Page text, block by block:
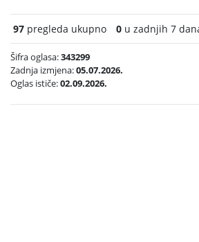
97 pregleda ukupno 0 u zadnjih 7
Šifra oglasa:343299
Zadnja izmjena:05.07.2026.
Oglas ističe:02.09.2026.